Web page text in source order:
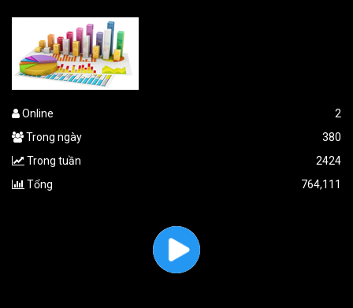
Online
2
Trong ngày
380
Trong tuần
2424
Tổng
764,111